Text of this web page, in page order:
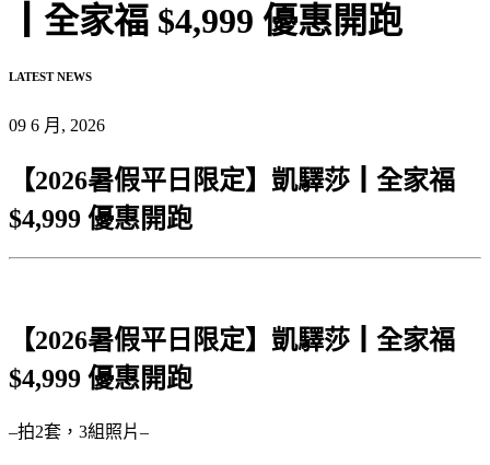
┃全家福 $4,999 優惠開跑
LATEST NEWS
09 6 月, 2026
【2026暑假平日限定】凱驛莎┃全家福
$4,999 優惠開跑
【2026暑假平日限定】凱驛莎┃全家福
$4,999 優惠開跑
–拍2套，3組照片–